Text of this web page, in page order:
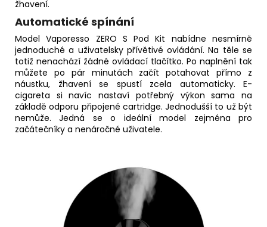
žhavení.
Automatické spínání
Model Vaporesso ZERO S Pod Kit nabídne nesmírně
jednoduché a uživatelsky přívětivé ovládání. Na těle se
totiž nenachází žádné ovládací tlačítko. Po naplnění tak
můžete po pár minutách začít potahovat přímo z
náustku, žhavení se spustí zcela automaticky. E-
cigareta si navíc nastaví potřebný výkon sama na
základě odporu připojené cartridge. Jednodušší to už být
nemůže. Jedná se o ideální model zejména pro
začátečníky a nenáročné uživatele.